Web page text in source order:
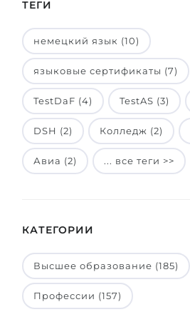
ТЕГИ
немецкий язык (10)
языковые сертификаты (7)
TestDaF (4) TestAS (3)
DSH (2) Колледж (2)
Авиа (2) ... все теги >>
КАТЕГОРИИ
Высшее образование (185)
Профессии (157)